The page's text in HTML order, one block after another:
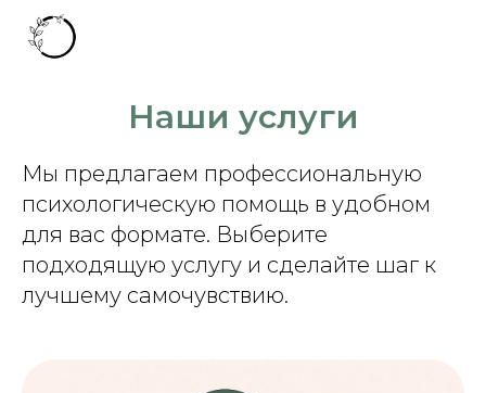
Наши услуги
Мы предлагаем профессиональную
психологическую помощь в удобном
для вас формате. Выберите
подходящую услугу и сделайте шаг к
лучшему самочувствию.